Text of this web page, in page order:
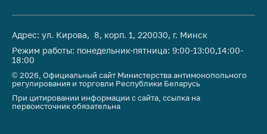
Адрес: ул. Кирова, 8, корп. 1, 220030, г. Минск
Режим работы: понедельник-пятница: 9:00-13:00,14:00-
18:00
© 2026, Официальный сайт Министерства антимонопольного
регулирования и торговли Республики Беларусь
При цитировании информации с сайта, ссылка на
первоисточник обязательна